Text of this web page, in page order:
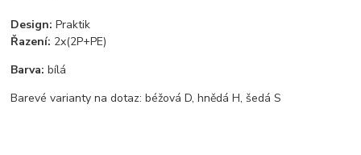
Design: Praktik
Řazení: 2x(2P+PE)
Barva:bílá
Barevé varianty na dotaz: béžová D, hnědá H, šedá S